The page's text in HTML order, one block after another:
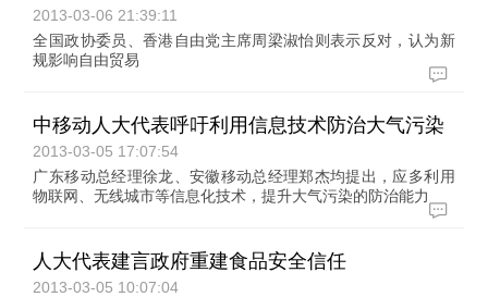
2013-03-06 21:39:11
全国政协委员、香港自由党主席周梁淑怡则表示反对，认为新
规影响自由贸易
中移动人大代表呼吁利用信息技术防治大气污染
2013-03-05 17:07:54
广东移动总经理徐龙、安徽移动总经理郑杰均提出，应多利用
物联网、无线城市等信息化技术，提升大气污染的防治能力
人大代表建言政府重建食品安全信任
2013-03-05 10:07:04